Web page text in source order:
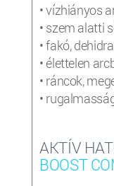
• vízhiányos
• szem alatti
• fakó,
• élettelen
• ráncok,
•
AKTÍV
BOOST